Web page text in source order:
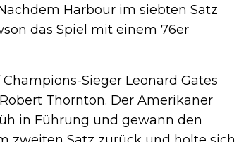
Harbour im siebten Satz
das Spiel mit einem 76er
Sieger Leonard Gates
Thornton. Der Amerikaner
in Führung und gewann den